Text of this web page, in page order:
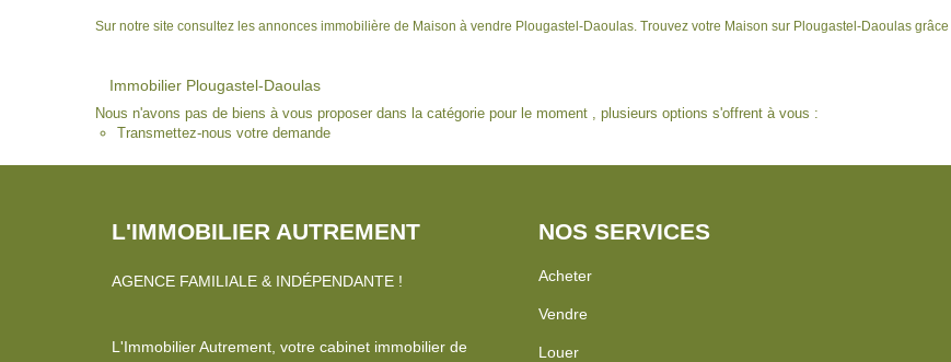
Sur notre site consultez les annonces immobilière de Maison à vendre Plougastel-Daoulas. Trouvez votre Maison sur Plougastel-Daoulas
Immobilier Plougastel-Daoulas
Nous n'avons pas de biens à vous proposer dans la catégorie pour le moment , plusieurs options s'offrent à vous :
Transmettez-nous votre demande
L'IMMOBILIER AUTREMENT
AGENCE FAMILIALE & INDÉPENDANTE !
L'Immobilier Autrement, votre cabinet immobilier de
NOS SERVICES
Acheter
Vendre
Louer